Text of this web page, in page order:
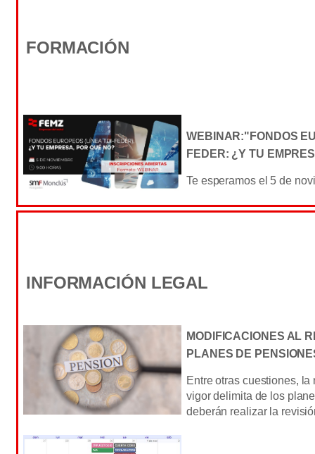
FORMACIÓN
WEBINAR:"FONDOS
FEDER: ¿Y TU
Te esperamos el 5 de
INFORMACIÓN LEGAL
MODIFICACIONES AL
PLANES DE
Entre otras cuestiones,
vigor delimita de los
deberán realizar la